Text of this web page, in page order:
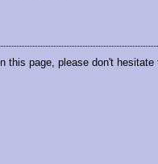
this page, please don't